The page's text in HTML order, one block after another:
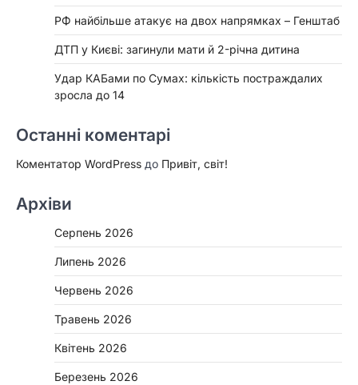
РФ найбільше атакує на двох напрямках – Генштаб
ДТП у Києві: загинули мати й 2-річна дитина
Удар КАБами по Сумах: кількість постраждалих
зросла до 14
Останні коментарі
Коментатор WordPress до Привіт, світ!
Архіви
Серпень 2026
Липень 2026
Червень 2026
Травень 2026
Квітень 2026
Березень 2026